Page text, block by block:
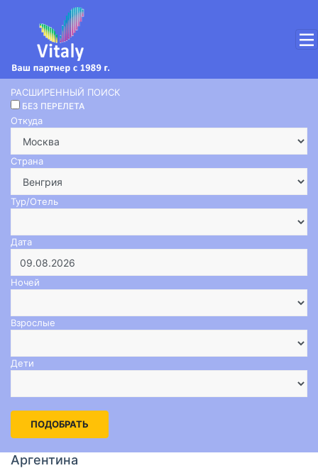
РАСШИРЕННЫЙ ПОИСК
БЕЗ ПЕРЕЛЕТА
Откуда
Страна
Тур/Отель
Дата
Ночей
Взрослые
Дети
ПОДОБРАТЬ
Аргентина